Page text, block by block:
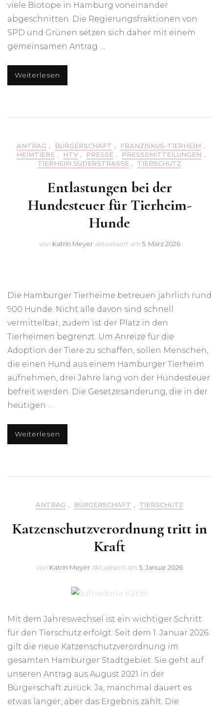
viele Biotope in Hamburg voneinander
abgeschnitten. Die Regierungsfraktionen von
SPD und Grünen setzen sich daher mit einem
gemeinsamen Antrag …
Weiterlesen
ANTRAG , BÜRGERSCHAFT , FRANZISKUS-TIERHEIM ,
HEIMTIERE , HTV , PRESSE , PRESSEMITTEILUNGEN ,
TIERHEIM SÜDERSTRASSE
, TIERSCHUTZ
Entlastungen bei der
Hundesteuer für Tierheim-
Hunde
von Katrin Meyer aktualisiert am 5. März 2026
Die Hamburger Tierheime betreuen jährlich rund
900 Hunde. Nicht alle davon sind schnell
vermittelbar, zudem ist der Platz in den
Tierheimen begrenzt. Um Anreize für die
Adoption der Tiere zu schaffen, sollen Menschen,
die einen Hund aus einem Hamburger Tierheim
aufnehmen, drei Jahre lang von der Hundesteuer
befreit werden. Die Gesetzesänderung, die in der
heutigen …
Weiterlesen
ANTRAG , BÜRGERSCHAFT , TIERSCHUTZ
Katzenschutzverordnung tritt in
Kraft
von Katrin Meyer aktualisiert am 5. Januar 2026
Mit dem Jahreswechsel ist ein wichtiger Schritt
für den Tierschutz erfolgt: Seit dem 1. Januar 2026
gilt die neue Katzenschutzverordnung im
gesamten Hamburger Stadtgebiet. Sie geht auf
unseren Antrag aus August 2021 in der
Bürgerschaft zurück. Ja, manchmal dauert es
etwas länger, aber das Ergebnis zählt: Die